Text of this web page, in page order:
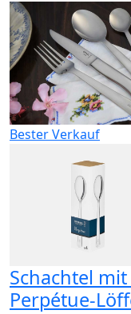
Bester Verkauf
Schachtel mit
Perpétue-